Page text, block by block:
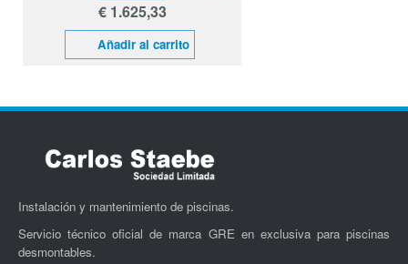
€ 1.625,33
Añadir al carrito
Instalación y mantenimiento de piscinas.
Servicio técnico oficial de marca GRE en exclusiva para piscinas
desmontables.